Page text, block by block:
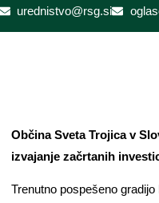
urednistvo@rsg.si
Občina Sveta Trojica v
izvajanje začrtanih
Trenutno pospešeno